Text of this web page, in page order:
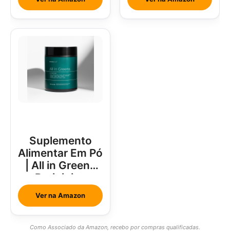
Suplemento
Alimentar Em Pó
| All in Greens
Brainjuice
Abacaxi Com
Ver na Amazon
Como Associado da Amazon, recebo por compras qualificadas.